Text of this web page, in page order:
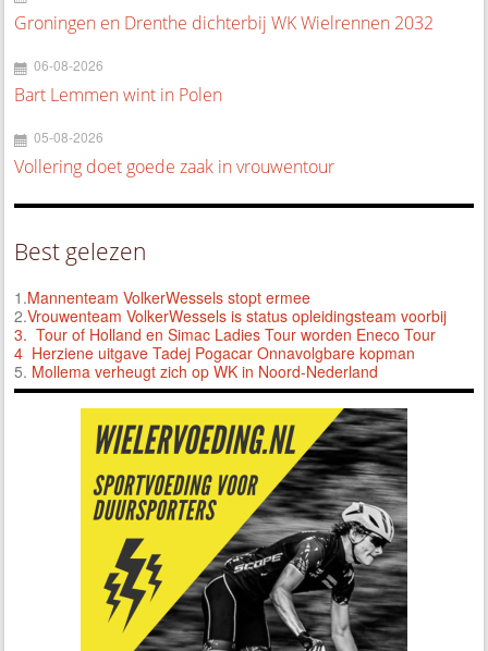
Groningen en Drenthe dichterbij WK Wielrennen 2032
06-08-2026
Bart Lemmen wint in Polen
05-08-2026
Vollering doet goede zaak in vrouwentour
Best gelezen
1.Mannenteam VolkerWessels stopt ermee
2.Vrouwenteam VolkerWessels is status opleidingsteam voorbij
3. Tour of Holland en Simac Ladies Tour worden Eneco Tour
4 Herziene uitgave Tadej Pogacar Onnavolgbare kopman
5. Mollema verheugt zich op WK in Noord-Nederland